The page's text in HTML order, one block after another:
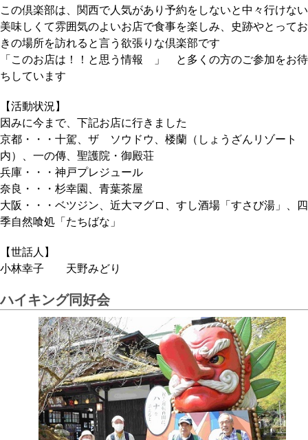
この倶楽部は、関西で人気があり予約をしないと中々行けない
美味しくて雰囲気のよいお店で食事を楽しみ、史跡やとってお
きの場所を訪れると言う欲張りな倶楽部です
「このお店は！！と思う情報 」 と多くの方のご参加をお待
ちしています
【活動状況】
因みに今まで、下記お店に行きました
京都・・・十駕、ザ ソウドウ、楼蘭（しょうざんリゾート
内）、一の傳、聖護院・御殿荘
兵庫・・・神戸プレジュール
奈良・・・杉幸園、青葉茶屋
大阪・・・ベツジン、近大マグロ、すし酒場「すさび湯」、四
季自然喰処「たちばな」
【世話人】
小林幸子 天野みどり
ハイキング同好会